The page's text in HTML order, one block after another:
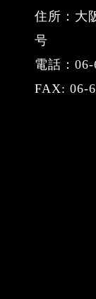
住所：大
号
電話：
FAX: 06-